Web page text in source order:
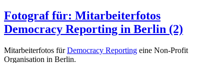
Fotograf für: Mitarbeiterfotos
Democracy Reporting in Berlin (2)
Mitarbeiterfotos fürDemocracy Reporting eine Non-Profit
Organisation in Berlin.